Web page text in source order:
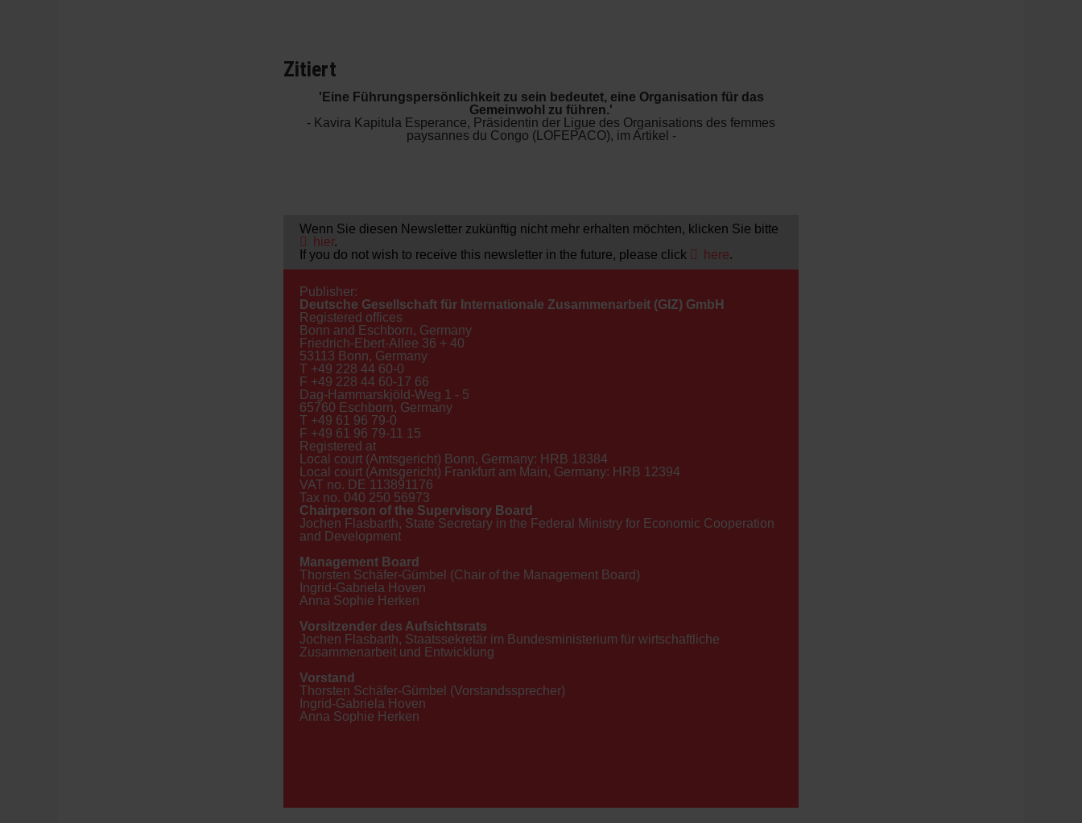
Zitiert
'Eine Führungspersönlichkeit zu sein bedeutet, eine Organisation für das
Gemeinwohl zu führen.'
- Kavira Kapitula Esperance, Präsidentin der Ligue des Organisations des femmes
paysannes du Congo (LOFEPACO), im Artikel -
Wenn Sie diesen Newsletter zukünftig nicht mehr erhalten möchten, klicken Sie bitte
hier.
If you do not wish to receive this newsletter in the future, please click
here.
Publisher:
Deutsche Gesellschaft für Internationale Zusammenarbeit (GIZ) GmbH
Registered offices
Bonn and Eschborn, Germany
Friedrich-Ebert-Allee 36 + 40
53113 Bonn, Germany
T +49 228 44 60-0
F +49 228 44 60-17 66
Dag-Hammarskjöld-Weg 1 - 5
65760 Eschborn, Germany
T +49 61 96 79-0
F +49 61 96 79-11 15
Registered at
Local court (Amtsgericht) Bonn, Germany: HRB 18384
Local court (Amtsgericht) Frankfurt am Main, Germany: HRB 12394
VAT no. DE 113891176
Tax no. 040 250 56973
Chairperson of the Supervisory Board
Jochen Flasbarth, State Secretary in the Federal Ministry for Economic Cooperation
and Development
Management Board
Thorsten Schäfer-Gümbel (Chair of the Management Board)
Ingrid-Gabriela Hoven
Anna Sophie Herken
Vorsitzender des Aufsichtsrats
Jochen Flasbarth, Staatssekretär im Bundesministerium für wirtschaftliche
Zusammenarbeit und Entwicklung
Vorstand
Thorsten Schäfer-Gümbel (Vorstandssprecher)
Ingrid-Gabriela Hoven
Anna Sophie Herken